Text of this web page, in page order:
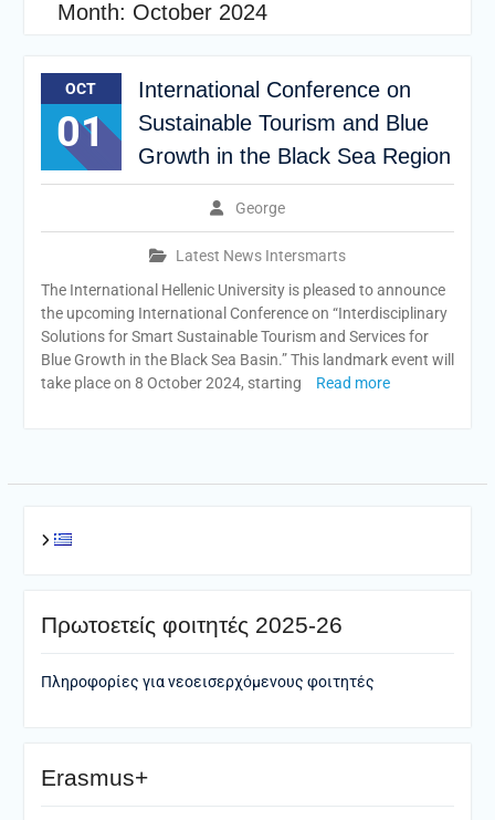
Month: October 2024
OCT
01
International Conference on
Sustainable Tourism and Blue
Growth in the Black Sea Region
George
Latest News Intersmarts
The International Hellenic University is pleased to announce
the upcoming International Conference on “Interdisciplinary
Solutions for Smart Sustainable Tourism and Services for
Blue Growth in the Black Sea Basin.” This landmark event will
take place on 8 October 2024, starting
Read more
Πρωτοετείς φοιτητές 2025-26
Πληροφορίες για νεοεισερχόμενους φοιτητές
Erasmus+